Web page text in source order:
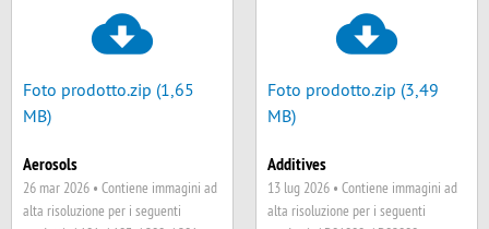
Foto prodotto.zip (1,65
MB)
Aerosols
26 mar 2026 • Contiene immagini ad
alta risoluzione per i seguenti
Foto prodotto.zip (3,49
MB)
Additives
13 lug 2026 • Contiene immagini ad
alta risoluzione per i seguenti